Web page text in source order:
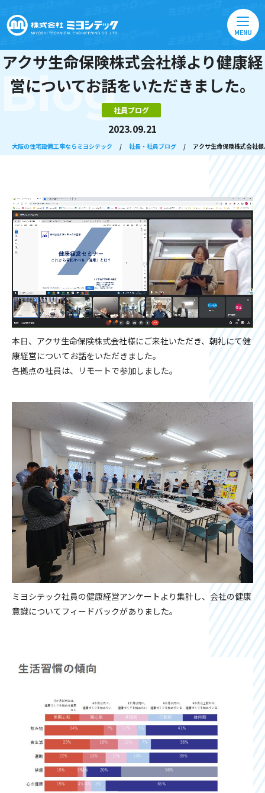
MENU
アクサ生命保険株式会社様より健康経
営についてお話をいただきました。
社員ブログ
2023.09.21
Blog
大阪の住宅設備工事ならミヨシテック / 社長・社員ブログ / アクサ生命保険株式会社
本日、アクサ生命保険株式会社様にご来社いただき、朝礼にて健
康経営についてお話をいただきました。
各拠点の社員は、リモートで参加しました。
ミヨシテック社員の健康経営アンケートより集計し、会社の健康
意識についてフィードバックがありました。